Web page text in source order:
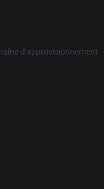
d'approvisionnement